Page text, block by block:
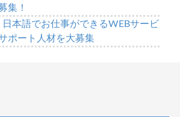
集！
本語でお仕事ができるWEBサービ
ポート人材を大募集